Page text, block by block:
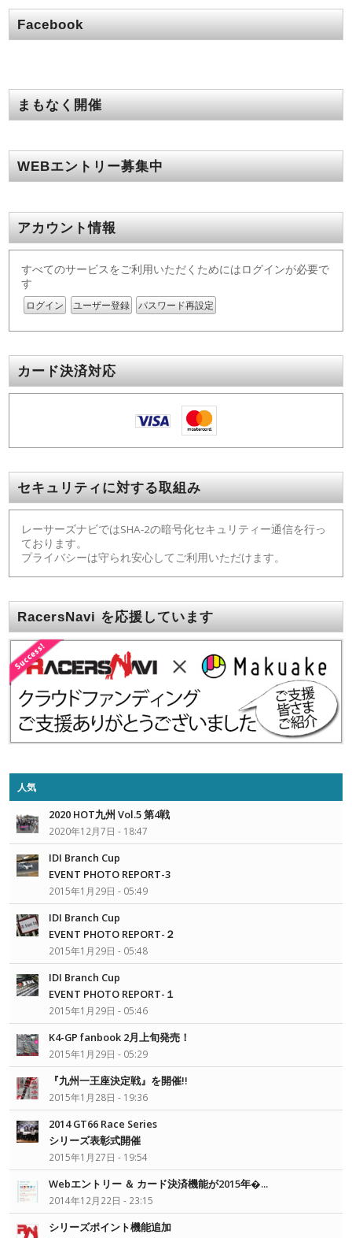
Facebook
まもなく開催
WEBエントリー募集中
アカウント情報
すべてのサービスをご利用いただくためにはログインが必要で
す
ログイン ユーザー登録 パスワード再設定
カード決済対応
セキュリティに対する取組み
レーサーズナビではSHA-2の暗号化セキュリティー通信を行っ
ております。
プライバシーは守られ安心してご利用いただけます。
RacersNavi を応援しています
人気
2020 HOT九州 Vol.5 第4戦
2020年12月7日 - 18:47
IDI Branch Cup
EVENT PHOTO REPORT-3
2015年1月29日 - 05:49
IDI Branch Cup
EVENT PHOTO REPORT-２
2015年1月29日 - 05:48
IDI Branch Cup
EVENT PHOTO REPORT-１
2015年1月29日 - 05:46
K4-GP fanbook 2月上旬発売！
2015年1月29日 - 05:29
『九州一王座決定戦』を開催!!
2015年1月28日 - 19:36
2014 GT66 Race Series
シリーズ表彰式開催
2015年1月27日 - 19:54
Webエントリー ＆ カード決済機能が2015年�...
2014年12月22日 - 23:15
シリーズポイント機能追加